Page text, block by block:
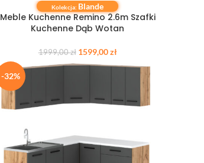
DODAJ DO KOSZYKA
Kolekcja: Blande
Meble Kuchenne Remino 2.6m Szafki
Kuchenne Dąb Wotan
1999,00zł 1599,00zł
-32%